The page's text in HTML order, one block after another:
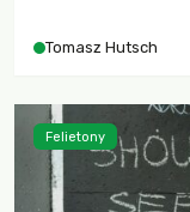
największych
Tomasz Hutsch
Felietony